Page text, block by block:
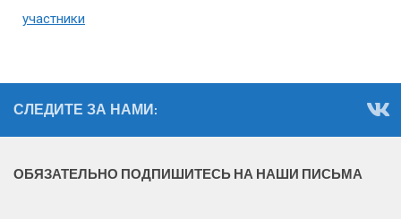
участники
СЛЕДИТЕ ЗА НАМИ:
ОБЯЗАТЕЛЬНО ПОДПИШИТЕСЬ НА НАШИ ПИСЬМА